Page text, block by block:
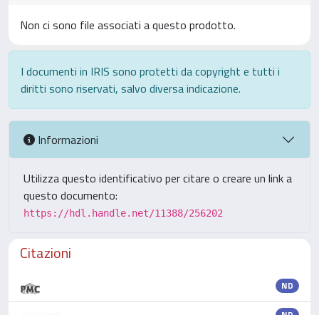
Non ci sono file associati a questo prodotto.
I documenti in IRIS sono protetti da copyright e tutti i
diritti sono riservati, salvo diversa indicazione.
Informazioni
Utilizza questo identificativo per citare o creare un link a
questo documento:
https://hdl.handle.net/11388/256202
Citazioni
ND